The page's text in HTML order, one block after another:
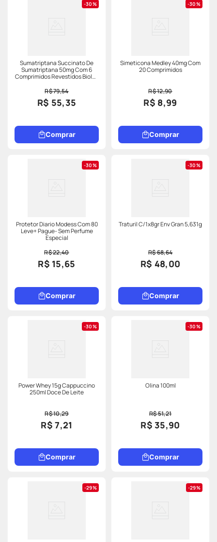
30%
Sumatriptana Succinato De
Sumatriptana 50mg Com 6
Comprimidos Revestidos Biolab
R$ 79,54
R$ 55,35
Comprar
30%
Simeticona Medley 40mg Com
20 Comprimidos
R$ 12,90
R$ 8,99
Comprar
30%
Protetor Diario Modess Com 80
Leve+ Pague- Sem Perfume
Especial
R$ 22,40
R$ 15,65
Comprar
30%
Traturil C/1x8gr Env Gran 5,631g
R$ 68,64
R$ 48,00
Comprar
30%
Power Whey 15g Cappuccino
250ml Doce De Leite
R$ 10,29
R$ 7,21
Comprar
30%
Olina 100ml
R$ 51,21
R$ 35,90
Comprar
29% 29%